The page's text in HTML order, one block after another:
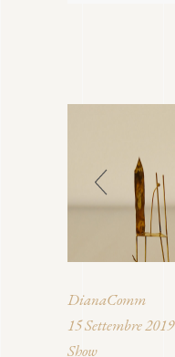
DianaComm
15 Settembre 2019
Show